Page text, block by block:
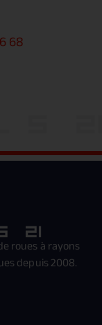
68
roues à rayons
depuis 2008.